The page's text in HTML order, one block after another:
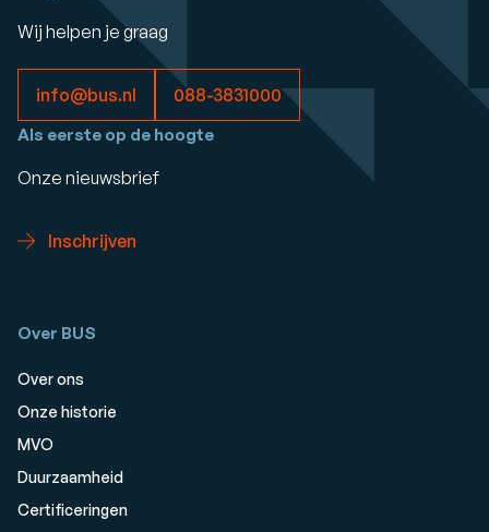
Wij helpen je graag
info@bus.nl 088-3831000
Als eerste op de hoogte
Onze nieuwsbrief
Inschrijven
Over BUS
Over ons
Onze historie
MVO
Duurzaamheid
Certificeringen